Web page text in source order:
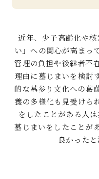
近年、少子高齢化や
い」への関心が高まっ
管理の負担や後継者不
理由に墓じまいを検討
的な墓参り文化への葛
養の多様化も見受けら
をしたことがある人は
墓じまいをしたことが
良かったと